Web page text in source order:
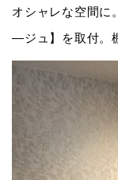
オシャレな空間
―ジュ】を取付。